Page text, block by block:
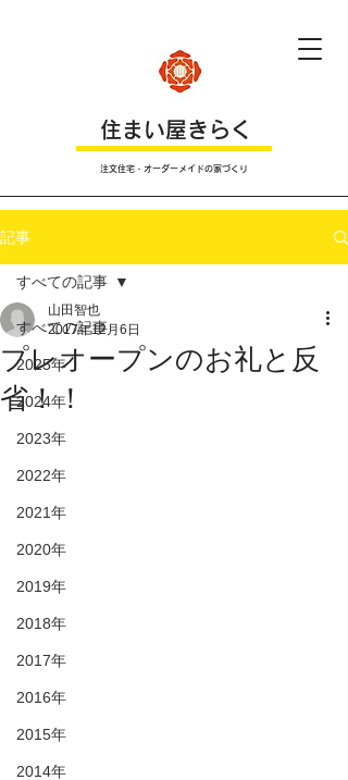
​住まい屋きらく
注文住宅・オーダーメイドの家づくり
記事
すべての記事
2025年
2024年
2023年
2022年
2021年
2020年
2019年
2018年
2017年
2016年
2015年
2014年
すべての記事
プレオープンのお礼と反
省！！
山田智也
2017年12月6日